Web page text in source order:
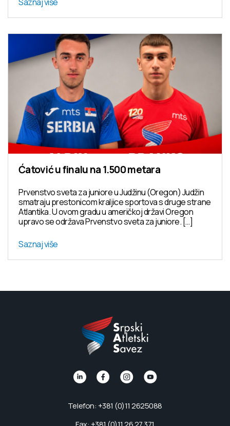
Ćatović u finalu na 1.500 metara
Prvenstvo sveta za juniore u Judžinu (Oregon) Judžin
smatraju prestonicom kraljice sportova s druge strane
Atlantika. U ovom gradu u američkoj državi Oregon
upravo se održava Prvenstvo sveta za juniore. […]
Saznaj više
Telefon: +381 (0)11 2625088